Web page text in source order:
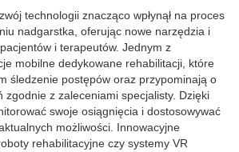
technologii znacząco wpłynął na proces
nadgarstka, oferując nowe narzędzia i
i terapeutów. Jednym z
mobilne dedykowane rehabilitacji, które
śledzenie postępów oraz przypominają o
zgodnie z zaleceniami specjalisty. Dzięki
swoje osiągnięcia i dostosowywać
możliwości. Innowacyjne
rehabilitacyjne czy systemy VR